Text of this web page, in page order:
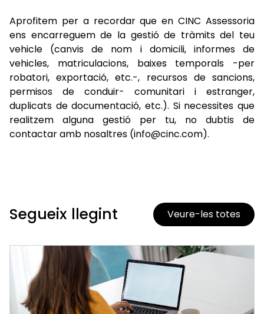
Aprofitem per a recordar que en CINC Assessoria
ens encarreguem de la gestió de tràmits del teu
vehicle (canvis de nom i domicili, informes de
vehicles, matriculacions, baixes temporals -per
robatori, exportació, etc.-, recursos de sancions,
permisos de conduir- comunitari i estranger,
duplicats de documentació, etc.). Si necessites que
realitzem alguna gestió per tu, no dubtis de
contactar amb nosaltres (info@cinc.com).
Segueix llegint Veure-les totes